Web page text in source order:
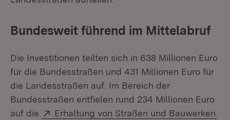
Bundesweit führend im Mittelabruf
Die Investitionen teilten sich in 638 Millionen Euro
für die Bundesstraßen und 431 Millionen Euro für
die Landesstraßen auf. Im Bereich der
Bundesstraßen entfielen rund 234 Millionen Euro
auf die
Extern:
Erhaltung von Straßen und Bauwerken